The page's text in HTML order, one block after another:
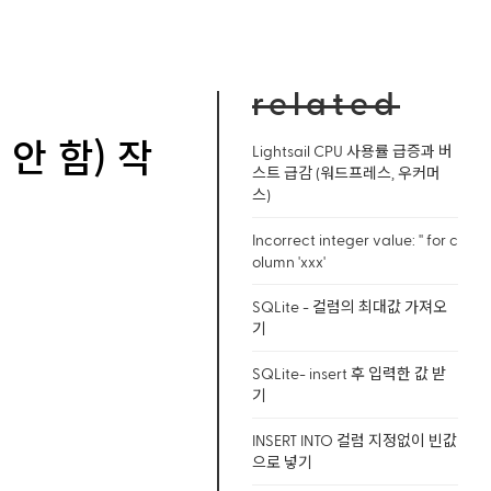
함) 작
related
Lightsail CPU 사용률 급증과 버
스트 급감 (워드프레스, 우커머
스)
Incorrect integer value: '' for c
olumn 'xxx'
SQLite - 컬럼의 최대값 가져오
기
SQLite- insert 후 입력한 값 받
기
INSERT INTO 컬럼 지정없이 빈값
으로 넣기